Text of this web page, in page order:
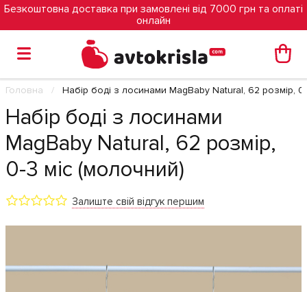
Безкоштовна доставка при замовлені від 7000 грн та оплаті
онлайн
Головна Набір боді з лосинами MagBaby Natural, 62 розмір,
Набір боді з лосинами
MagBaby Natural, 62 розмір,
0-3 міс (молочний)
Залиште свій відгук першим